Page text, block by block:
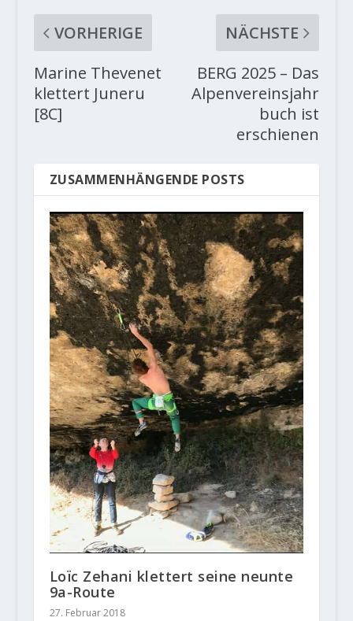
VORHERIGE
Marine Thevenet
klettert Juneru
[8C]
NÄCHSTE
BERG 2025 – Das
Alpenvereinsjahr
buch ist
erschienen
ZUSAMMENHÄNGENDE POSTS
Loïc Zehani klettert seine neunte
9a-Route
27. Februar 2018